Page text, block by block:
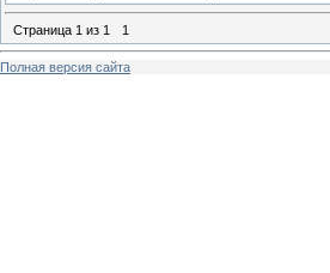
Страница 1 из 1 1
Полная версия сайта